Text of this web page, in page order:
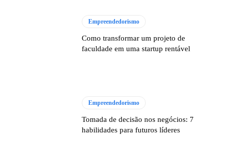
Empreendedorismo
Como transformar um projeto de
faculdade em uma startup rentável
Empreendedorismo
Tomada de decisão nos negócios: 7
habilidades para futuros líderes